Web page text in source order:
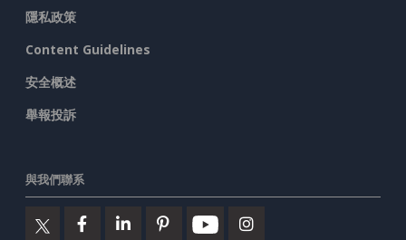
隱私政策
Content Guidelines
安全概述
舉報投訴
與我們聯系